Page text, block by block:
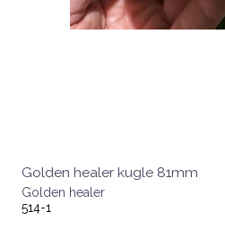
Golden healer kugle 81mm
Golden healer
514-1